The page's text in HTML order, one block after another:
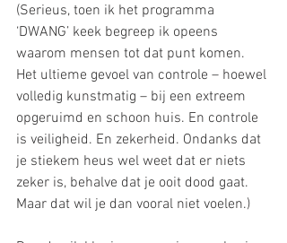
(Serieus, toen ik het programma
‘DWANG’ keek begreep ik opeens
waarom mensen tot dat punt komen.
Het ultieme gevoel van controle – hoewel
volledig kunstmatig – bij een extreem
opgeruimd en schoon huis. En controle
is veiligheid. En zekerheid. Ondanks dat
je stiekem heus wel weet dat er niets
zeker is, behalve dat je ooit dood gaat.
Maar dat wil je dan vooral niet voelen.)